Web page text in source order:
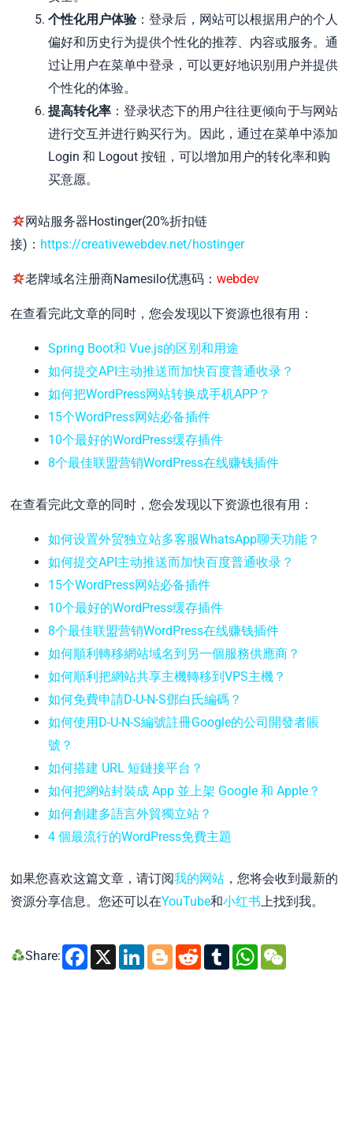
个性化用户体验：登录后，网站可以根据用户的个人
偏好和历史行为提供个性化的推荐、内容或服务。通
过让用户在菜单中登录，可以更好地识别用户并提供
个性化的体验。
提高转化率 ：登录状态下的用户往往更倾向于与网站
进行交互并进行购买行为。因此，通过在菜单中添加
Login 和 Logout 按钮，可以增加用户的转化率和购
买意愿。
网站服务器Hostinger(20%折扣链
接)： https://creativewebdev.net/hostinger
老牌域名注册商Namesilo优惠码： webdev
在查看完此文章的同时，您会发现以下资源也很有用：
Spring Boot和 Vue.js的区别和用途
如何提交API主动推送而加快百度普通收录？
如何把WordPress网站转换成手机APP？
15个WordPress网站必备插件
10个最好的WordPress缓存插件
8个最佳联盟营销WordPress在线赚钱插件
在查看完此文章的同时，您会发现以下资源也很有用：
如何设置外贸独立站多客服WhatsApp聊天功能？
如何提交API主动推送而加快百度普通收录？
15个WordPress网站必备插件
10个最好的WordPress缓存插件
8个最佳联盟营销WordPress在线赚钱插件
如何順利轉移網站域名到另一個服務供應商？
如何順利把網站共享主機轉移到VPS主機？
如何免費申請D-U-N-S鄧白氏編碼？
如何使用D-U-N-S編號註冊Google的公司開發者賬
號？
如何搭建 URL 短鏈接平台？
如何把網站封裝成 App 並上架 Google 和 Apple？
如何創建多語言外貿獨立站？
4 個最流行的WordPress免費主題
如果您喜欢这篇文章，请订阅我的网站 ，您将会收到最新的
资源分享信息。您还可以在YouTube和小红书上找到我。
Share: Facebook
X LinkedIn
Blogger
Reddit
Tumblr